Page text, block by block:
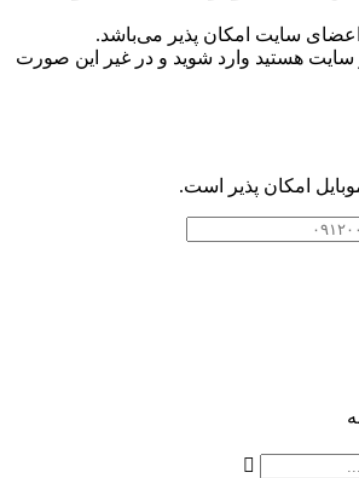
اعضای سایت امکان پذیر می‌باشد.
هستید وارد شوید و در غیر این صورت
امکان پذیر است.